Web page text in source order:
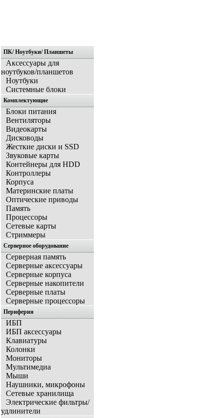
Главная
ПК/ Ноутбуки/ Планшеты
Аксессуары для
ноутбуков/планшетов
Ноутбуки
Системные блоки
Комплектующие
Блоки питания
Вентиляторы
Видеокарты
Дисководы
Жесткие диски и SSD
Звуковые карты
Контейнеры для HDD
Контроллеры
Корпуса
Материнские платы
Оптические приводы
Память
Процессоры
Сетевые карты
Стриммеры
Серверное оборудование
Серверная память
Серверные аксессуары
Серверные корпуса
Серверные накопители
Серверные платы
Серверные процессоры
Периферия
ИБП
ИБП аксессуары
Клавиатуры
Колонки
Мониторы
Мультимедиа
Мыши
Наушники, микрофоны
Сетевые хранилища
Электрические фильтры/
удлинители